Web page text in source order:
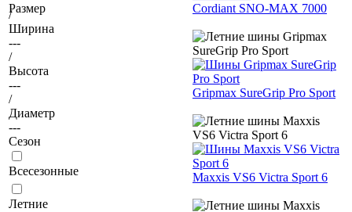
Размер
/
Ширина
---
/
Высота
---
/
Диаметр
---
Сезон
Всесезонные
Летние
Cordiant SNO-MAX 7000
Gripmax SureGrip Pro Sport
Maxxis VS6 Victra Sport 6